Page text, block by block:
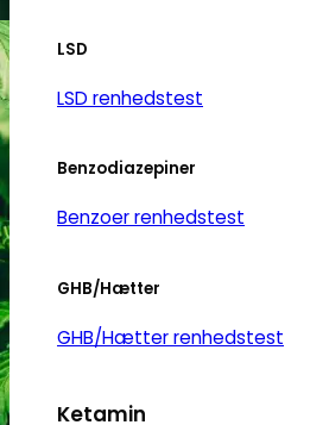
LSD
LSD renhedstest
Benzodiazepiner
Benzoer renhedstest
GHB/Hætter
GHB/Hætter renhedstest
Ketamin